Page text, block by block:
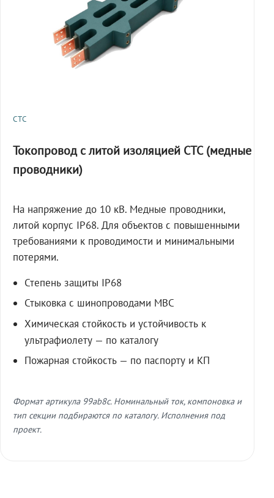
СТС
Токопровод с литой изоляцией СТС (медные
проводники)
На напряжение до 10 кВ. Медные проводники,
литой корпус IP68. Для объектов с повышенными
требованиями к проводимости и минимальными
потерями.
Степень защиты IP68
Стыковка с шинопроводами МВС
Химическая стойкость и устойчивость к
ультрафиолету — по каталогу
Пожарная стойкость — по паспорту и КП
Формат артикула 99ab8c. Номинальный ток, компоновка и
тип секции подбираются по каталогу. Исполнения под
проект.